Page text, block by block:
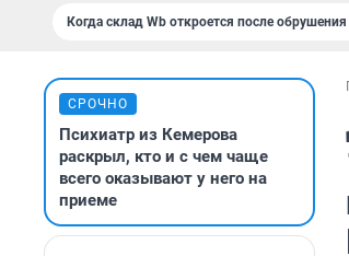
Когда склад Wb откроется после обрушения
СРОЧНО
Психиатр из Кемерова
раскрыл, кто и с чем чаще
всего оказывают у него на
приеме